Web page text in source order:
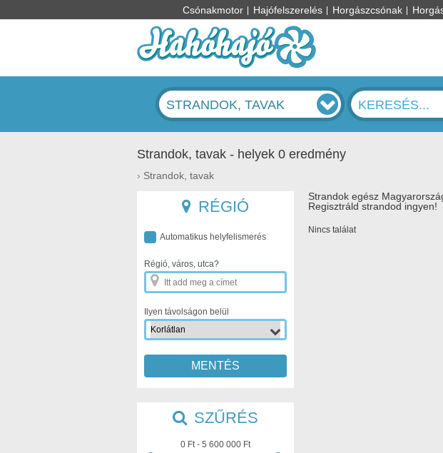
Csónakmotor Hajófelszerelés Horgászcsónak
STRANDOK, TAVAK
Strandok, tavak - helyek 0 eredmény
› Strandok, tavak
RÉGIÓ
Automatikus helyfelismerés
Régió, város, utca?
Ilyen távolságon belül
MENTÉS
SZŰRÉS
0 Ft - 5 600 000 Ft
Strandok egész
Regisztráld strandod ingyen!
Nincs találat